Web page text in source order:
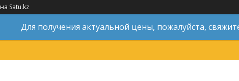
на Satu.kz
Для получения актуальной цены, пожалуйста,